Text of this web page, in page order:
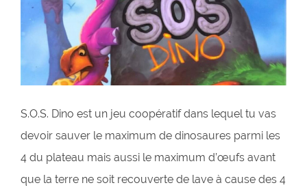
S.O.S. Dino est un jeu coopératif dans lequel tu vas
devoir sauver le maximum de dinosaures parmi les
4 du plateau mais aussi le maximum d’œufs avant
que la terre ne soit recouverte de lave à cause des 4